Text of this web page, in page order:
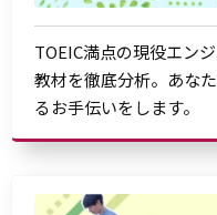
TOEIC満点の現役エン
教材を徹底分析。あな
るお手伝いをします。